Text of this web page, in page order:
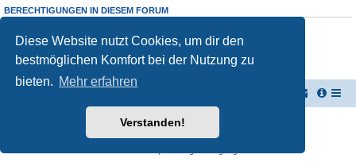
Diese Website nutzt Cookies, um dir den
bestmöglichen Komfort bei der Nutzung zu
bieten. Mehr erfahren
Verstanden!
BERECHTIGUNGEN IN DIESEM FORUM
Du darfst keineAntworten zu Themen in diesem Forum erstellen.
Du darfst deine Beiträge in diesem Forumnichtändern.
Du darfst deine Beiträge in diesem Forum nicht löschen.
keine
Powered byphpBB® Forum Software © phpBB Limited
phpBB.de